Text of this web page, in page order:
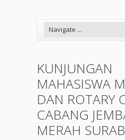
KUNJUNGAN
MAHASISWA
DAN ROTARY
CABANG
MERAH